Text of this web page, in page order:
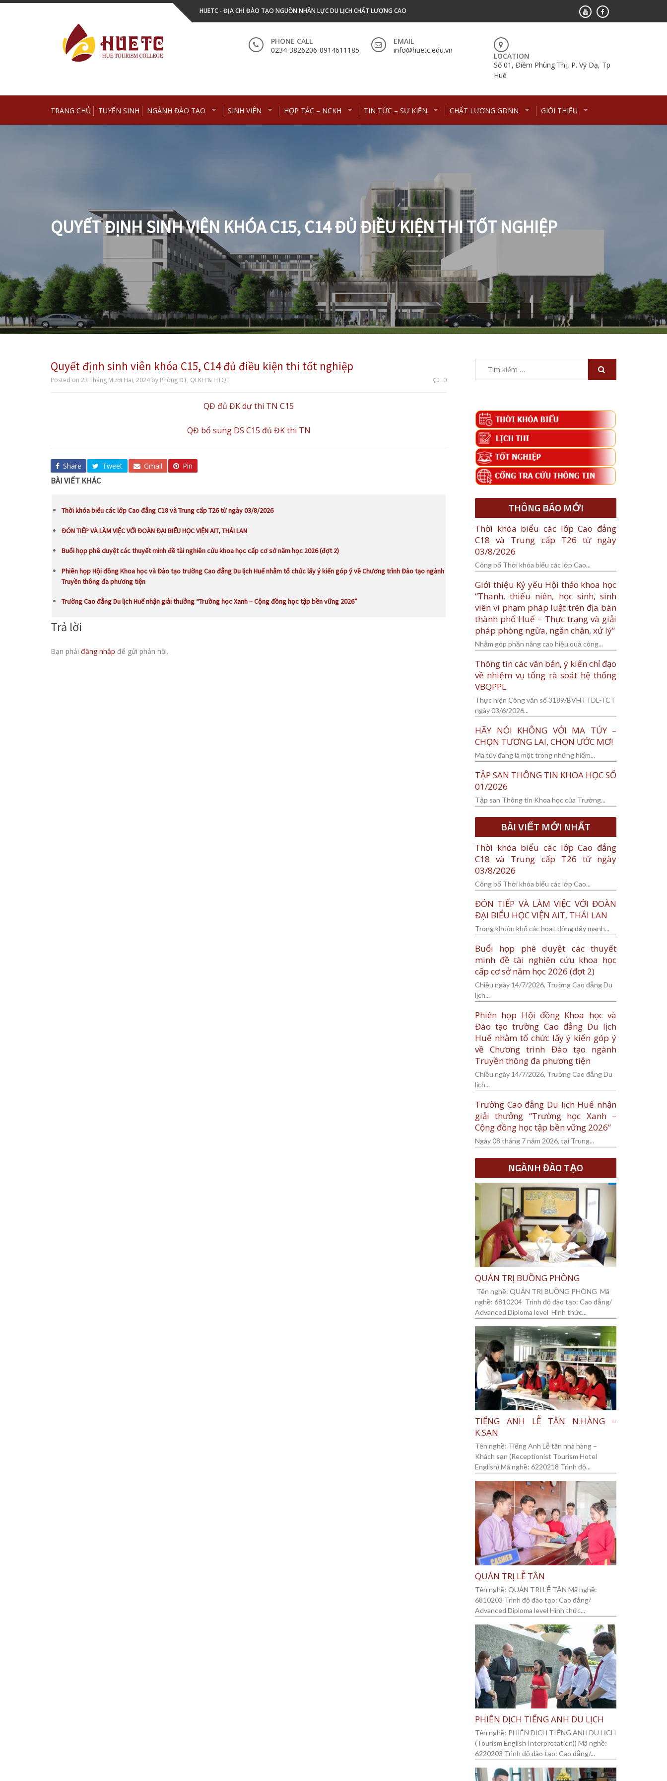
Skip
HUETC - ĐỊA CHỈ ĐÀO TẠO NGUỒN NHÂN LỰC DU LỊCH CHẤT LƯỢNG CAO
PHONE CALL
0234-3826206-0914611185
EMAIL
info@huetc.edu.vn
LOCATION
Số 01, Điềm Phùng Thị, P. Vỹ Dạ, Tp
Huế
TRANG CHỦ TUYỂN SINH NGÀNH ĐÀO TẠO SINH VIÊN HỢP TÁC – NCKH TIN TỨC – SỰ KIỆN CHẤT LƯỢNG GDNN GIỚI THIỆU
QUYẾT ĐỊNH SINH VIÊN KHÓA C15, C14 ĐỦ ĐIỀU KIỆN THI TỐT NGHIỆP
Quyết định sinh viên khóa C15, C14 đủ điều kiện thi tốt nghiệp
Posted on 23 Tháng Mười Hai, 2024 by Phòng ĐT, QLKH & HTQT 0
QĐ đủ ĐK dự thi TN C15
QĐ bổ sung DS C15 đủ ĐK thi TN
Share Tweet Gmail Pin
BÀI VIẾT KHÁC
Thời khóa biểu các lớp Cao đẳng C18 và Trung cấp T26 từ ngày 03/8/2026
ĐÓN TIẾP VÀ LÀM VIỆC VỚI ĐOÀN ĐẠI BIỂU HỌC VIỆN AIT, THÁI LAN
Buổi họp phê duyệt các thuyết minh đề tài nghiên cứu khoa học cấp cơ sở năm học 2026 (đợt 2)
Phiên họp Hội đồng Khoa học và Đào tạo trường Cao đẳng Du lịch Huế nhằm tổ chức lấy ý kiến góp ý về Chương trình Đào tạo ngành
Truyền thông đa phương tiện
Trường Cao đẳng Du lịch Huế nhận giải thưởng “Trường học Xanh – Cộng đồng học tập bền vững 2026”
Trả lời
Bạn phải đăng nhập để gửi phản hồi.
kiếm
THÔNG BÁO MỚI
Thời khóa biểu các lớp Cao đẳng
C18 và Trung cấp T26 từ ngày
03/8/2026
Công bố Thời khóa biểu các lớp Cao...
Giới thiệu Kỷ yếu Hội thảo khoa học
“Thanh, thiếu niên, học sinh, sinh
viên vi phạm pháp luật trên địa bàn
thành phố Huế – Thực trạng và giải
pháp phòng ngừa, ngăn chặn, xử lý”
Nhằm góp phần nâng cao hiệu quả công...
Thông tin các văn bản, ý kiến chỉ đạo
về nhiệm vụ tổng rà soát hệ thống
VBQPPL
Thực hiện Công văn số 3189/BVHTTDL-TCT
ngày 03/6/2026...
HÃY NÓI KHÔNG VỚI MA TÚY –
CHỌN TƯƠNG LAI, CHỌN ƯỚC MƠ!
Ma túy đang là một trong những hiểm...
TẬP SAN THÔNG TIN KHOA HỌC SỐ
01/2026
Tập san Thông tin Khoa học của Trường...
BÀI VIẾT MỚI NHẤT
Thời khóa biểu các lớp Cao đẳng
C18 và Trung cấp T26 từ ngày
03/8/2026
Công bố Thời khóa biểu các lớp Cao...
ĐÓN TIẾP VÀ LÀM VIỆC VỚI ĐOÀN
ĐẠI BIỂU HỌC VIỆN AIT, THÁI LAN
Trong khuôn khổ các hoạt động đẩy mạnh...
Buổi họp phê duyệt các thuyết
minh đề tài nghiên cứu khoa học
cấp cơ sở năm học 2026 (đợt 2)
Chiều ngày 14/7/2026, Trường Cao đẳng Du
lịch...
Phiên họp Hội đồng Khoa học và
Đào tạo trường Cao đẳng Du lịch
Huế nhằm tổ chức lấy ý kiến góp ý
về Chương trình Đào tạo ngành
Truyền thông đa phương tiện
Chiều ngày 14/7/2026, Trường Cao đẳng Du
lịch...
Trường Cao đẳng Du lịch Huế nhận
giải thưởng “Trường học Xanh –
Cộng đồng học tập bền vững 2026”
Ngày 08 tháng 7 năm 2026, tại Trung...
NGÀNH ĐÀO TẠO
QUẢN TRỊ BUỒNG PHÒNG
Tên nghề: QUẢN TRỊ BUỒNG PHÒNG Mã
nghề: 6810204 Trình độ đào tạo: Cao đẳng/
Advanced Diploma level Hình thức...
TIẾNG ANH LỄ TÂN N.HÀNG –
K.SẠN
Tên nghề: Tiếng Anh Lễ tân nhà hàng –
Khách sạn (Receptionist Tourism Hotel
English) Mã nghề: 6220218 Trình độ...
QUẢN TRỊ LỄ TÂN
Tên nghề: QUẢN TRỊ LỄ TÂN Mã nghề:
6810203 Trình độ đào tạo: Cao đẳng/
Advanced Diploma level Hình thức...
PHIÊN DỊCH TIẾNG ANH DU LỊCH
Tên nghề: PHIÊN DỊCH TIẾNG ANH DU LỊCH
(Tourism English Interpretation)) Mã nghề:
6220203 Trình độ đào tạo: Cao đẳng/...